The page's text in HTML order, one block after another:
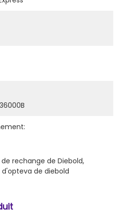
de rechange de Diebold,
d'opteva de diebold